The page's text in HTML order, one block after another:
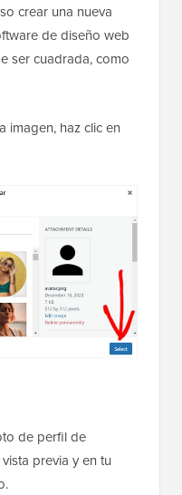
crear una nueva
de diseño web
ser cuadrada, como
imagen, haz clic en
de perfil de
previa y en tu